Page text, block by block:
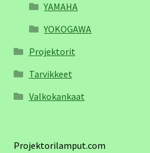
YAMAHA
YOKOGAWA
Projektorit
Tarvikkeet
Valkokankaat
Projektorilamput.com